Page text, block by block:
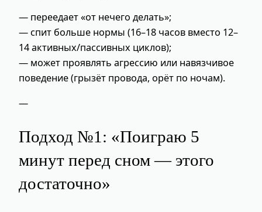
— переедает «от нечего делать»;
— спит больше нормы (16–18 часов вместо 12–
14 активных/пассивных циклов);
— может проявлять агрессию или навязчивое
поведение (грызёт провода, орёт по ночам).
—
Подход №1: «Поиграю 5
минут перед сном — этого
достаточно»